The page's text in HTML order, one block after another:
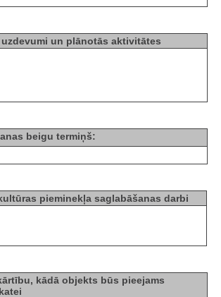
un plānotās aktivitātes
beigu termiņš:
pieminekļa saglabāšanas darbi
kādā objekts būs pieejams